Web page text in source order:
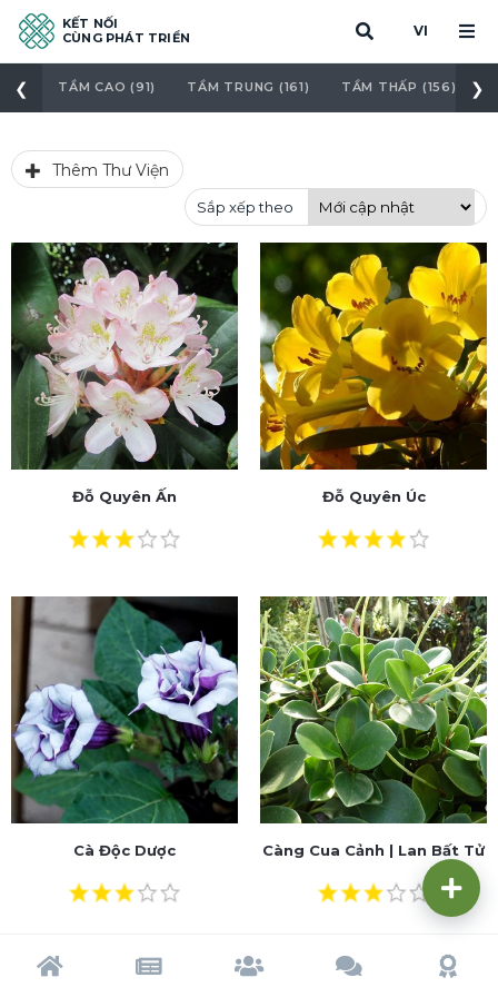
KẾT NỐI
CÙNG PHÁT TRIỂN
VI
❮ TẦM CAO (91) TẦM TRUNG (161) TẦM THẤP (156) ❯
Thêm Thư Viện
Sắp xếp theo
Đỗ Quyên Ấn Đỗ Quyên Úc
Cà Độc Dược Càng Cua Cảnh | Lan Bất Tử
Trang chủ Tạp chí Cộng đồng Cố vấn Dấu ấn